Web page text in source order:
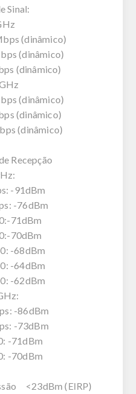
Sinal:
(dinâmico)
(dinâmico)
(dinâmico)
(dinâmico)
(dinâmico)
(dinâmico)
Recepção
-91dBm
-76dBm
71dBm
70dBm
-68dBm
-64dBm
-62dBm
-86dBm
-73dBm
-71dBm
-70dBm
<23dBm (EIRP)